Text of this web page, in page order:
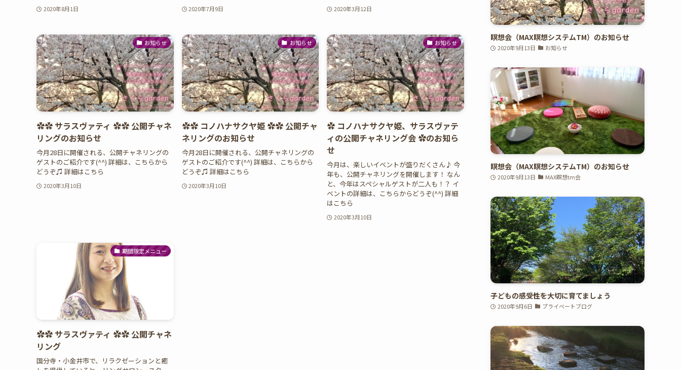
2020年8月1日 2020年7月9日 2020年3月12日
お知らせ
✿✿ サラスヴァティ ✿✿ 公開チャネ
リングのお知らせ
今月28日に開催される、公開チャネリングの
ゲストのご紹介です(^^) 詳細は、こちらから
どうぞ♫ 詳細はこちら
2020年3月10日
お知らせ
✿✿ コノハナサクヤ姫 ✿✿ 公開チャ
ネリングのお知らせ
今月28日に開催される、公開チャネリングの
ゲストのご紹介です(^^) 詳細は、こちらから
どうぞ♫ 詳細はこちら
2020年3月10日
お知らせ
✿ コノハナサクヤ姫、サラスヴァテ
ィの公開チャネリング会 ✿のお知ら
せ
今月は、楽しいイベントが盛りだくさん♪ 今
年も、公開チャネリングを開催します！ なん
と、今年はスペシャルゲストが二人も！？ イ
ベントの詳細は、こちらからどうぞ(^^) 詳細
はこちら
2020年3月10日
期間限定メニュー
✿✿ サラスヴァティ ✿✿ 公開チャネ
リング
国分寺・小金井市で、リラクゼーションと癒
瞑想会（MAX瞑想システムTM）のお知らせ
2020年9月13日 お知らせ
瞑想会（MAX瞑想システムTM）のお知らせ
2020年9月13日 MAX瞑想tm会
子どもの感受性を大切に育てましょう
2020年9月6日 プライベートブログ